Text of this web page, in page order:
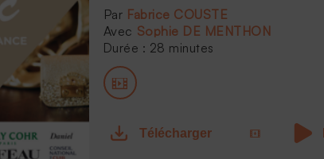
Fabrice COUSTE
Sophie DE MENTHON
Durée : 28 minutes
Télécharger